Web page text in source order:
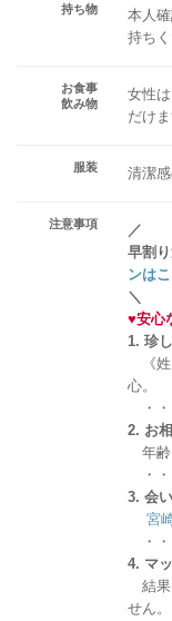
持ち物
本人
持ちく
お食事
飲み物
女性
だけ
服装 清潔
注意事項
／
早割
ンは
＼
♥安心
1. 珍
《姓
心。
・・
2. お
年齢
・・
3. 会
宮
・・
4. マ
結果
せん。